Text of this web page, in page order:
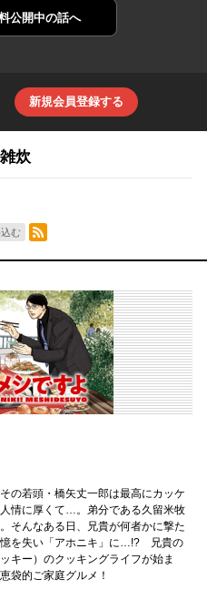
公開中の話へ
新規会員登録する
炊
む
RSSフィード
の若頭・橋矢丈一郎は最高にカッケ
情に厚くて…。弟分である久留米牧
そんなある日、兄貴が何者かに撃た
憶を失い「アホニキ」に…!? 兄貴の
キー）のクッキングライフが始ま
袋的ご家庭グルメ！